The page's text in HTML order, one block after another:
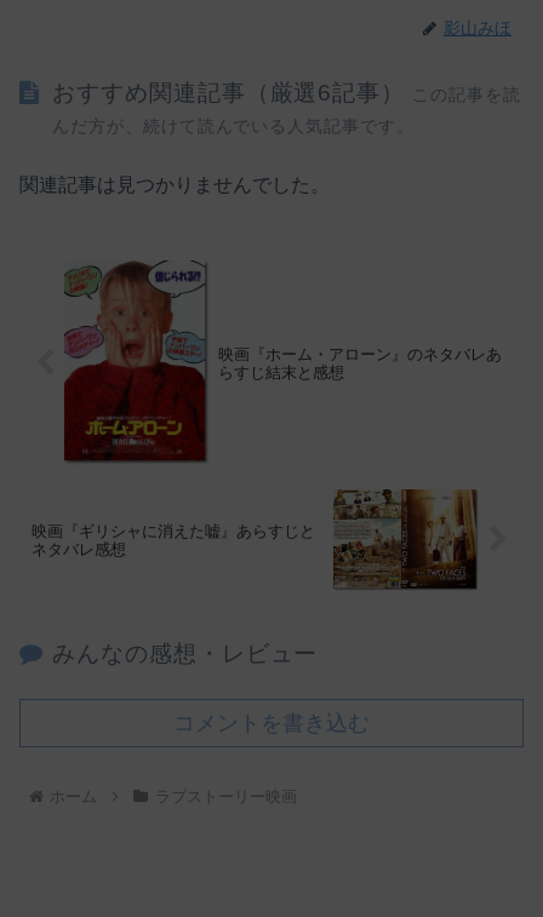
影山みほ
おすすめ関連記事（厳選6記事）
この記事を読
んだ方が、続けて読んでいる人気記事です。
関連記事は見つかりませんでした。
映画『ホーム・アローン』のネタバレあ
らすじ結末と感想
映画『ギリシャに消えた嘘』あらすじと
ネタバレ感想
みんなの感想・レビュー
コメントを書き込む
ホーム ラブストーリー映画